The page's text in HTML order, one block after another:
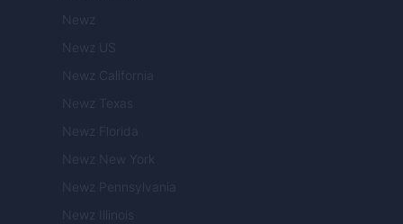
Newz
Newz US
Newz California
Newz Texas
Newz Florida
Newz New York
Newz Pennsylvania
Newz Illinois